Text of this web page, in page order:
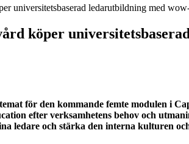
köper
för den kommande femte modulen i
efter verksamhetens behov och
ledare och stärka den interna kulturen